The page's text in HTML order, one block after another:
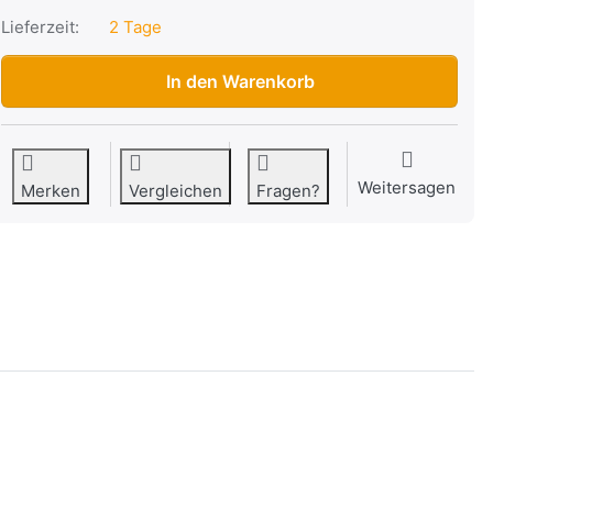
Lieferzeit:
2 Tage
Oelfilter Champion COF038 / K301 (wie HF138) zu CHF 14.50, Menge 1.
In den Warenkorb
Merken Vergleichen Fragen? Weitersagen